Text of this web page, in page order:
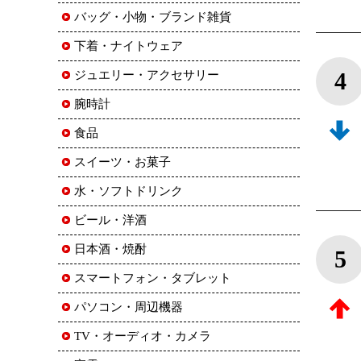
4
5
バッグ・小物・ブランド雑貨
下着・ナイトウェア
ジュエリー・アクセサリー
腕時計
食品
スイーツ・お菓子
水・ソフトドリンク
ビール・洋酒
日本酒・焼酎
スマートフォン・タブレット
パソコン・周辺機器
TV・オーディオ・カメラ